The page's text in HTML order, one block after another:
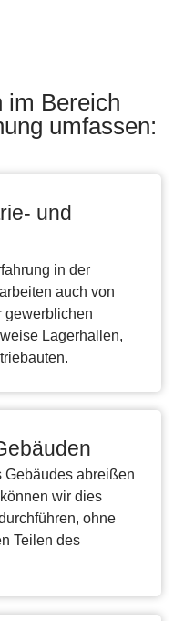
im Bereich
umfassen:
und
in der
auch von
gewerblichen
Lagerhallen,
Gebäudes abreißen
wir dies
ohne
Teilen des